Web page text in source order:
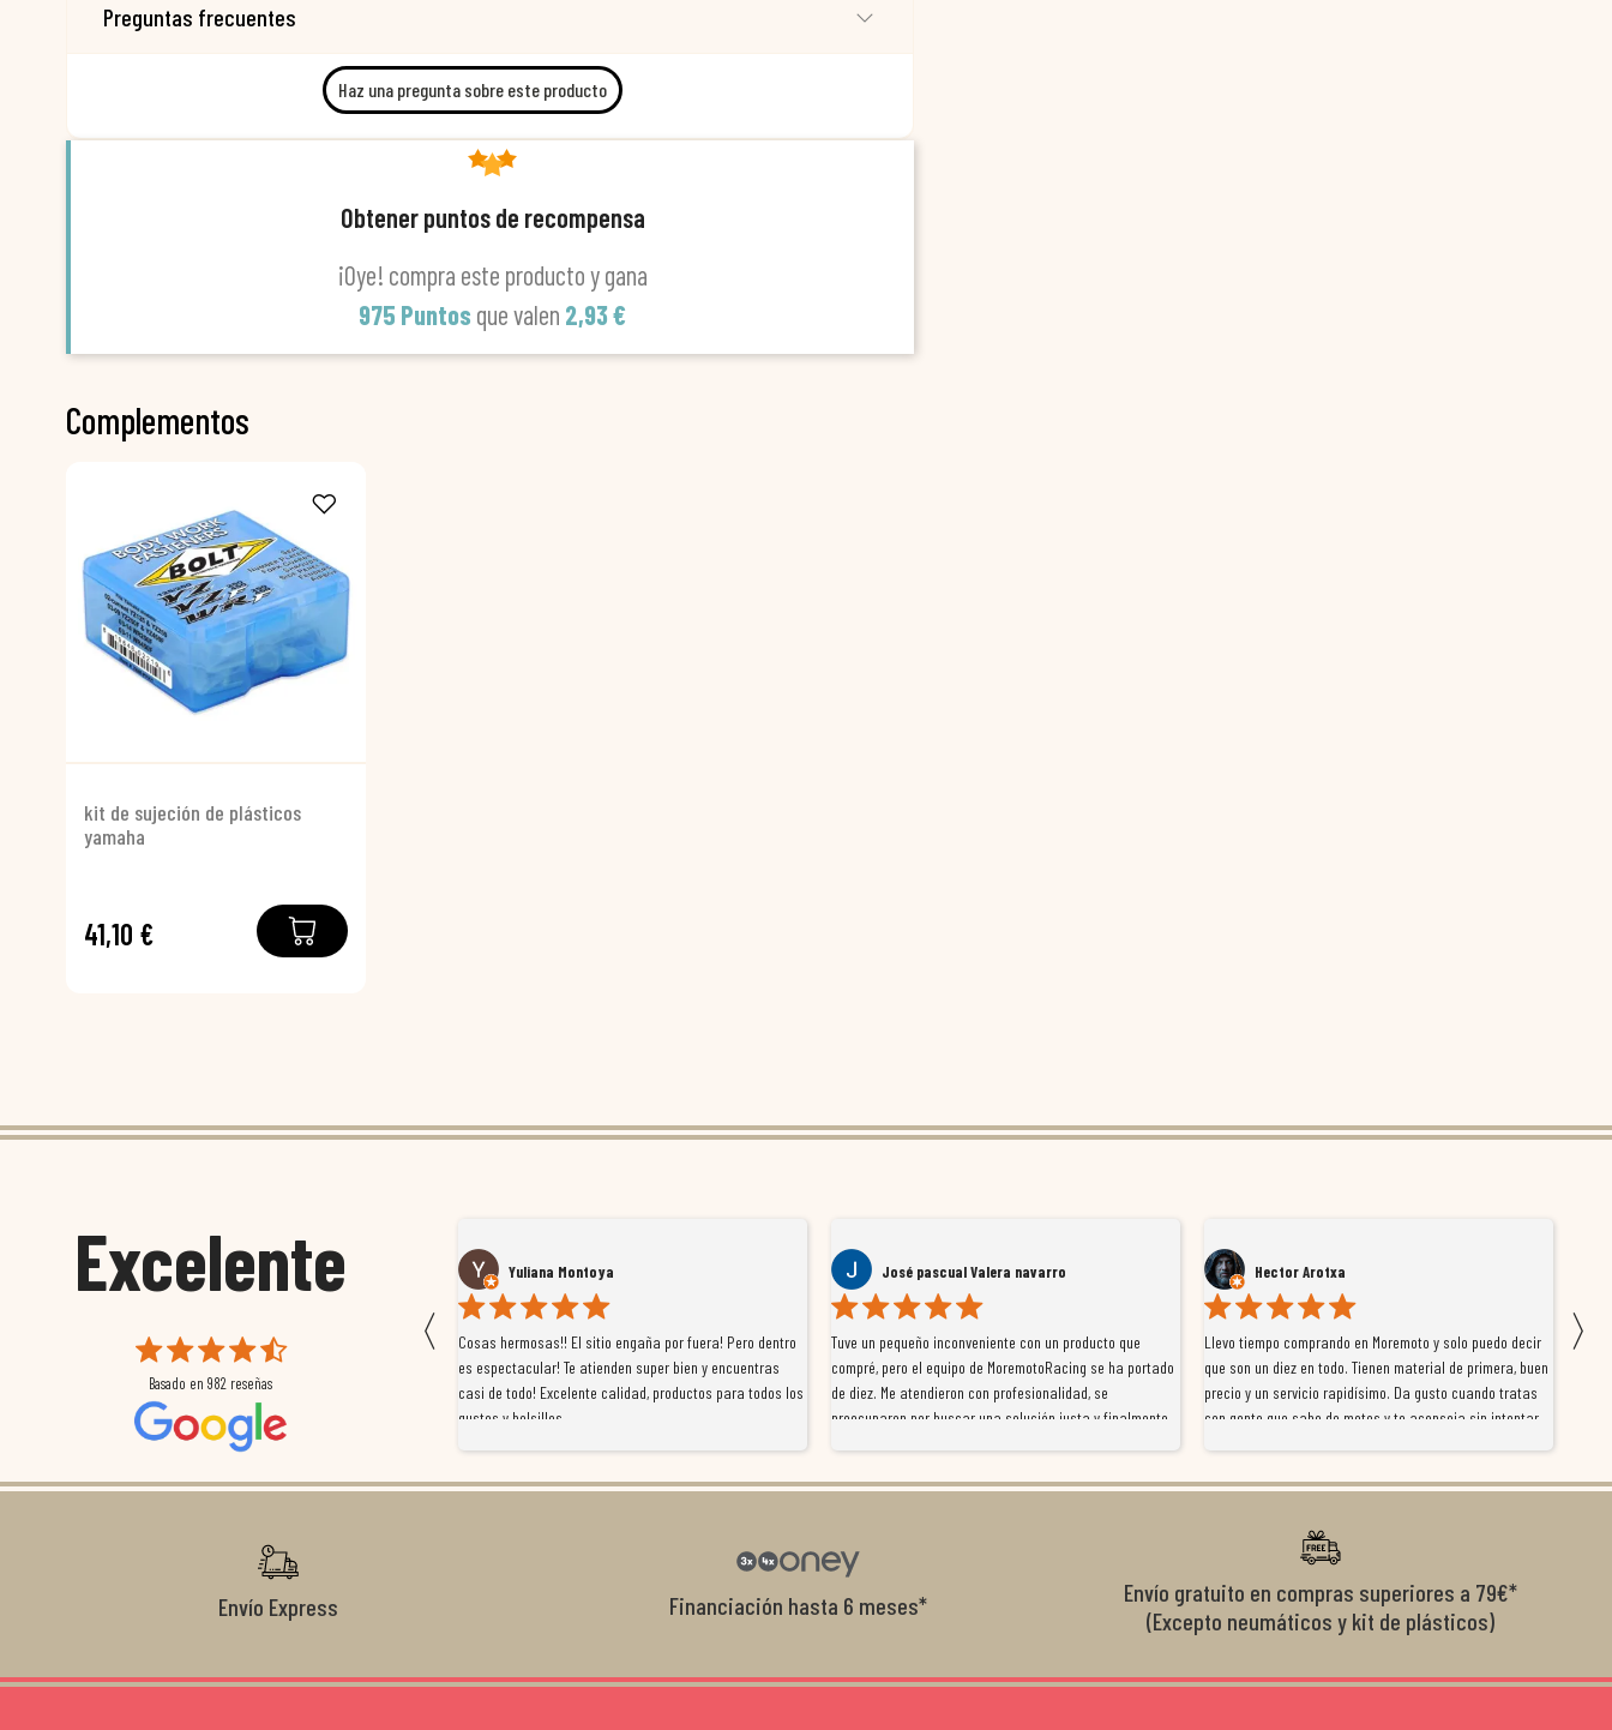
Preguntas frecuentes
Haz una pregunta sobre este producto
Obtener puntos de recompensa
¡Oye! compra este producto y gana
975 Puntos que valen 2,93 €
Complementos
kit de sujeción de plásticos
yamaha
41,10 €
Excelente
Basado en 982 reseñas
〈
Susana García Luis
Magnífica atención al cliente. Tuvimos un pequeño
retraso en el pedido y desde el minuto uno se
preocuparon por ayudarnos en todo. Gracias a Sergio,
magnífico gestor... atento, amable, un servicio de 10.
Gracias de nuevo por todo!
Yuliana Montoya
Cosas hermosas!! El sitio engaña por fuera! Pero dentro
es espectacular! Te atienden super bien y encuentras
casi de todo! Excelente calidad, productos para todos los
gustos y bolsillos
José pascual Valera navarro
Tuve un pequeño inconveniente con un producto que
compré, pero el equipo de MoremotoRacing se ha portado
de diez. Me atendieron con profesionalidad, se
preocuparon por buscar una solución justa y finalmente
con el cliente, y me ofrecieron unas condiciones de
Hector Arotxa
Llevo tiempo comprando en Moremoto y solo puedo decir
que son un diez en todo. Tienen material de primera, buen
precio y un servicio rapidísimo. Da gusto cuando tratas
con gente que sabe de motos y te aconseja sin intentar
el cliente y que disfrutan lo que hacen. Si te gusta la
sitio. Calidad, rapidez y buen rollo. ??️
años
〉
Envío Express Financiación hasta 6 meses*
Envío gratuito en compras superiores a 79€*
(Excepto neumáticos y kit de plásticos)